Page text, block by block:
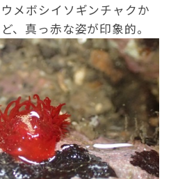
メボシイソギンチャクか
、真っ赤な姿が印象的。